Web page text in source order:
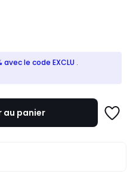
le code EXCLU .
au panier